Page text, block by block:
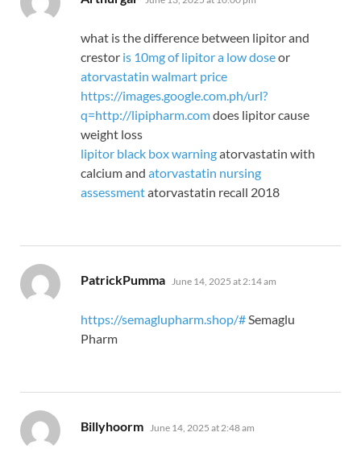
what is the difference between lipitor and
crestor is 10mg of lipitor a low doseor
atorvastatin walmart price
https://images.google.com.ph/url?
q=http://lipipharm.comdoes lipitor cause
weight loss
lipitor black box warningatorvastatin with
calcium and atorvastatin nursing
assessmentatorvastatin recall 2018
PatrickPumma says:
June 14, 2025 at 2:14 am
https://semaglupharm.shop/#Semaglu
Pharm
Billyhoorm says:
June 14, 2025 at 2:48 am